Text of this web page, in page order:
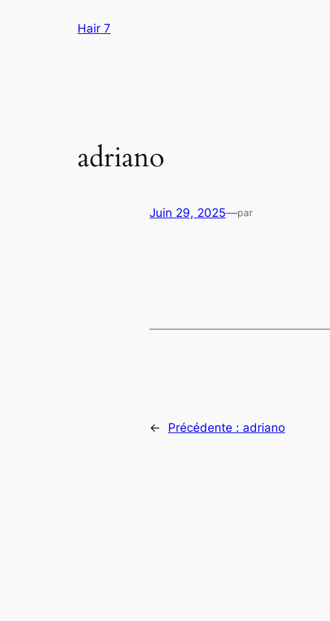
Hair 7
adriano
Juin 29, 2025—par
← Précédente : adriano